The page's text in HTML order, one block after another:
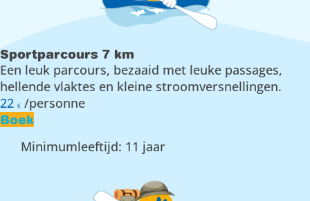
Sportparcours 7 km
Een leuk parcours, bezaaid met leuke passages,
hellende vlaktes en kleine stroomversnellingen.
22 € /personne
Boek
Minimumleeftijd: 11 jaar